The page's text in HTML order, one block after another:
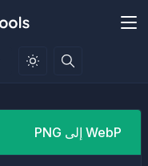
WebP إلى PNG